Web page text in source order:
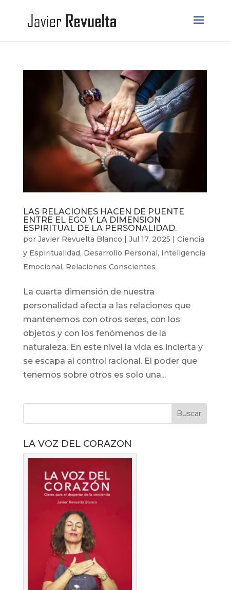
LAS RELACIONES HACEN DE PUENTE
ENTRE EL EGO Y LA DIMENSION
ESPIRITUAL DE LA PERSONALIDAD.
por Javier Revuelta Blanco | Jul 17, 2025 | Ciencia
y Espiritualidad, Desarrollo Personal, Inteligencia
Emocional, Relaciones Conscientes
La cuarta dimensión de nuestra
personalidad afecta a las relaciones que
mantenemos con otros seres, con los
objetos y con los fenómenos de la
naturaleza. En este nivel la vida es incierta y
se escapa al control racional. El poder que
tenemos sobre otros es solo una...
LA VOZ DEL CORAZON